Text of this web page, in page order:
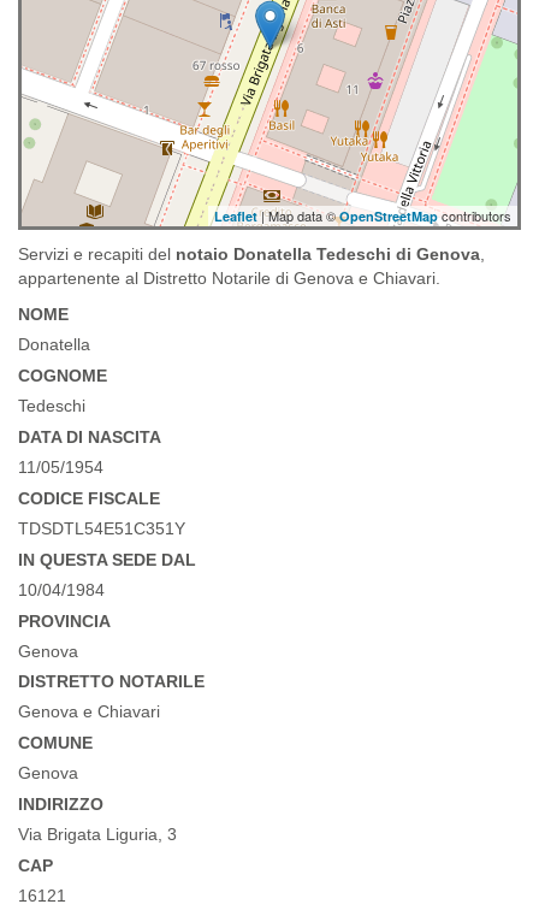
Leaflet| Map data ©OpenStreetMapcontributors
Servizi e recapiti del notaio Donatella Tedeschi di Genova
appartenente al Distretto Notarile di Genova e Chiavari.
NOME
Donatella
COGNOME
Tedeschi
DATA DI NASCITA
11/05/1954
CODICE FISCALE
TDSDTL54E51C351Y
IN QUESTA SEDE DAL
10/04/1984
PROVINCIA
Genova
DISTRETTO NOTARILE
Genova e Chiavari
COMUNE
Genova
INDIRIZZO
Via Brigata Liguria, 3
CAP
16121